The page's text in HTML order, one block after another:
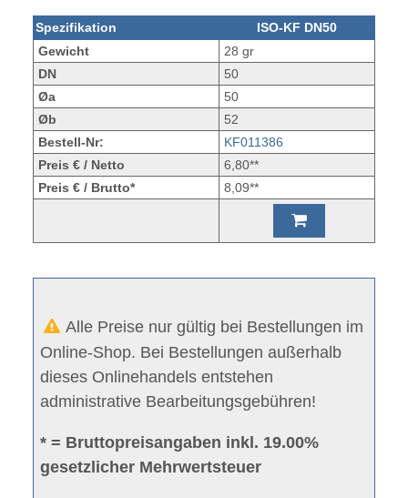
Spezifikation
ISO-KF DN50
Gewicht
28 gr
DN
50
Øa
50
Øb
52
Bestell-Nr:
KF011386
Preis € / Netto
6,80**
Preis € / Brutto*
8,09**
Alle Preise nur gültig bei Bestellungen im
Online-Shop. Bei Bestellungen außerhalb
dieses Onlinehandels entstehen
administrative Bearbeitungsgebühren!
* = Bruttopreisangaben inkl. 19.00%
gesetzlicher Mehrwertsteuer